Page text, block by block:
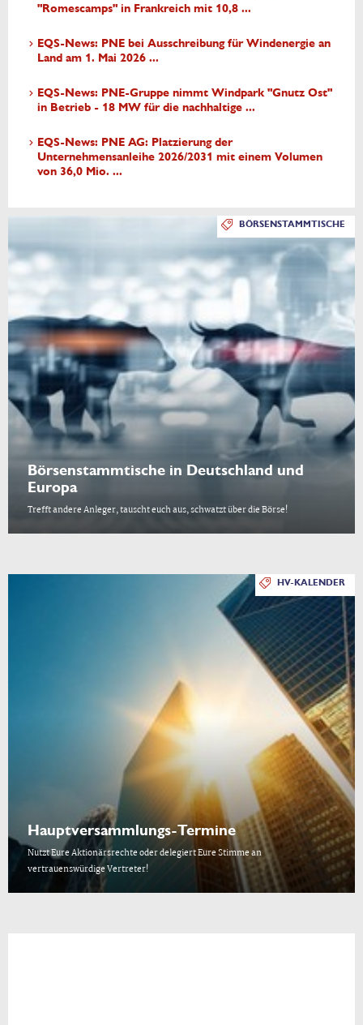
"Romescamps" in Frankreich mit 10,8 ...
EQS-News: PNE bei Ausschreibung für Windenergie an
Land am 1. Mai 2026 ...
EQS-News: PNE-Gruppe nimmt Windpark "Gnutz Ost"
in Betrieb - 18 MW für die nachhaltige ...
EQS-News: PNE AG: Platzierung der
Unternehmensanleihe 2026/2031 mit einem Volumen
von 36,0 Mio. ...
BÖRSENSTAMMTISCHE
Börsenstammtische in Deutschland und
Europa
Trefft andere Anleger, tauscht euch aus, schwatzt über die Börse!
HV-KALENDER
Hauptversammlungs-Termine
Nutzt Eure Aktionärsrechte oder delegiert Eure Stimme an
vertrauenswürdige Vertreter!